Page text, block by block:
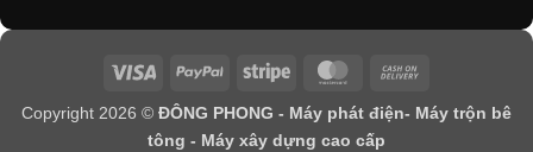
Visa PayPal Stripe MasterCard
Delivery
Copyright 2026 © ĐÔNG PHONG - Máy phát điện- Máy trộn bê
tông - Máy xây dựng cao cấp